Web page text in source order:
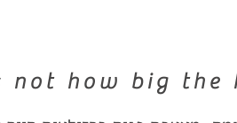
not how big the